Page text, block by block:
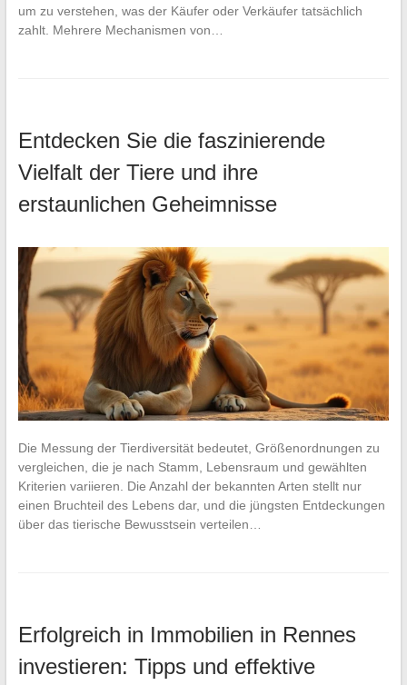
um zu verstehen, was der Käufer oder Verkäufer tatsächlich
zahlt. Mehrere Mechanismen von…
Entdecken Sie die faszinierende
Vielfalt der Tiere und ihre
erstaunlichen Geheimnisse
Die Messung der Tierdiversität bedeutet, Größenordnungen zu
vergleichen, die je nach Stamm, Lebensraum und gewählten
Kriterien variieren. Die Anzahl der bekannten Arten stellt nur
einen Bruchteil des Lebens dar, und die jüngsten Entdeckungen
über das tierische Bewusstsein verteilen…
Erfolgreich in Immobilien in Rennes
investieren: Tipps und effektive